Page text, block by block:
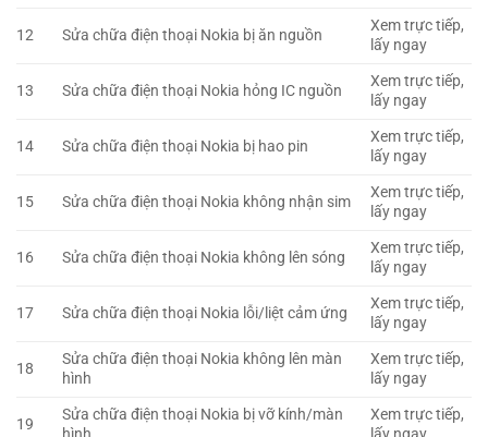
12 Sửa chữa điện thoại Nokia bị ăn nguồn
Xem trực tiếp,
lấy ngay
13 Sửa chữa điện thoại Nokia hỏng IC nguồn
Xem trực tiếp,
lấy ngay
14 Sửa chữa điện thoại Nokia bị hao pin
Xem trực tiếp,
lấy ngay
15 Sửa chữa điện thoại Nokia không nhận sim
Xem trực tiếp,
lấy ngay
16 Sửa chữa điện thoại Nokia không lên sóng
Xem trực tiếp,
lấy ngay
17 Sửa chữa điện thoại Nokia lỗi/liệt cảm ứng
Xem trực tiếp,
lấy ngay
18
Sửa chữa điện thoại Nokia không lên màn
hình
Xem trực tiếp,
lấy ngay
19
Sửa chữa điện thoại Nokia bị vỡ kính/màn
Xem trực tiếp,